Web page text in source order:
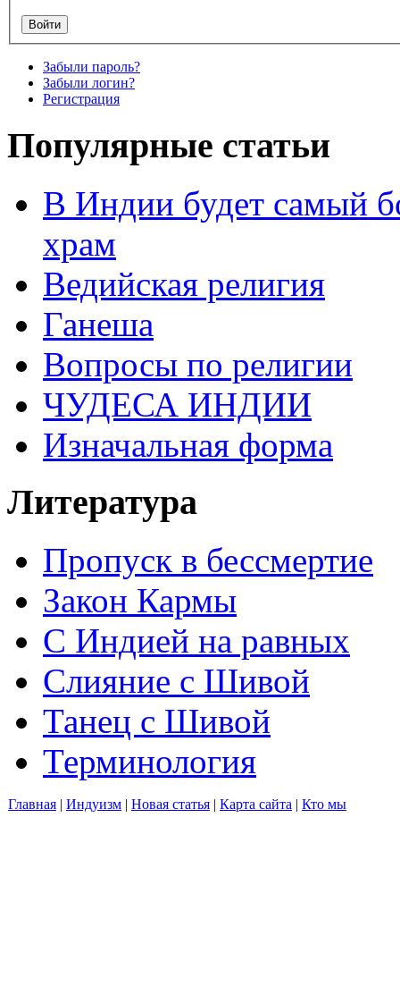
Забыли пароль?
Забыли логин?
Регистрация
Популярные статьи
В Индии будет самый
храм
Ведийская религия
Ганеша
Вопросы по религии
ЧУДЕСА ИНДИИ
Изначальная форма
Литература
Пропуск в бессмертие
Закон Кармы
С Индией на равных
Слияние с Шивой
Танец с Шивой
Терминология
Главная | Индуизм | Новая статья | Карта сайта | Кто мы